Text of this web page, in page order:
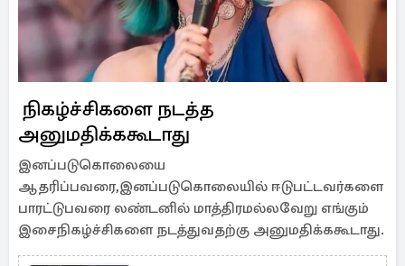
நிகழ்ச்சிகளை நடத்த
அனுமதிக்ககூடாது
இனப்படுகொலையை
ஆதரிப்பவரை,இனப்படுகொலையில் ஈடுபட்டவர்களை
பாரட்டுபவரை லண்டனில் மாத்திரமல்லவேறு எங்கும்
இசைநிகழ்ச்சிகளை நடத்துவதற்கு அனுமதிக்ககூடாது.